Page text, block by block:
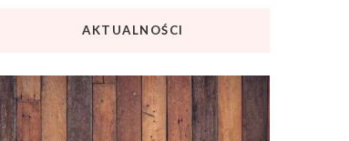
AKTUALNOŚCI